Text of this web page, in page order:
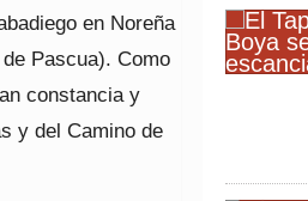
en Noreña
Pascua). Como
constancia y
y del Camino de